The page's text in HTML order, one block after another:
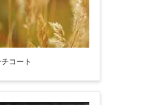
チコート